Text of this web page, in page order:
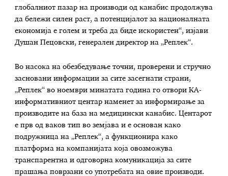
глобалниот пазар на производи од канабис продолжува
да бележи силен раст, а потенцијалот за националната
економија е голем и треба да биде искористен“, изјави
Душан Пецовски, генерален директор на „Реплек“.
Во насока на обезбедување точни, проверени и стручно
засновани информации за сите засегнати страни,
„Реплек“ во ноември минатата година го отвори КА-
информативниот центар наменет за информирање за
производите на база на медицински канабис. Центарот
е прв од ваков тип во земјава и е основан како
подружница на „Реплек“, а функционира како
платформа на компанијата која овозможува
транспарентна и одговорна комуникација за сите
прашања поврзани со употребата на овие производи.